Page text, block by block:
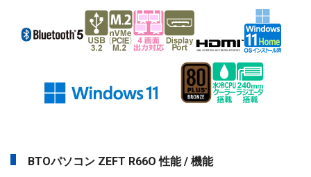
BTOパソコン ZEFT R66O 性能 / 機能